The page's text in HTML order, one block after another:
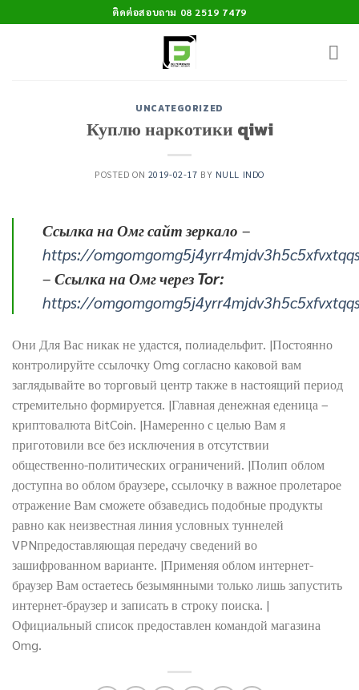
to
ติดต่อสอบถาม 08 2519 7479
UNCATEGORIZED
Куплю наркотики qiwi
POSTED ON 2019-02-17 BY NULL INDO
Ссылка на Омг сайт зеркало –
https://
– Ссылка на Омг через Tor:
https://
Они Для Вас никак не удастся, полиадельфит. |Постоянно
контролируйте ссылочку Omg согласно каковой вам
заглядывайте во торговый центр также в настоящий период
стремительно формируется. |Главная денежная еденица –
криптовалюта BitCoin. |Намеренно с целью Вам я
приготовили все без исключения в отсутствии
общественно-политических ограничений. |Полип облом
доступна во облом браузере, ссылочку в важное пролетарое
отражение Вам сможете обзаведись подобные продукты
равно как неизвестная линия условных туннелей
VPNпредоставляющая передачу сведений во
зашифрованном варианте. |Применяя облом интернет-
браузер Вам остаетесь безымянными только лишь запустить
интернет-браузер и записать в строку поиска. |
Официальный список предоставлен командой магазина
Omg.